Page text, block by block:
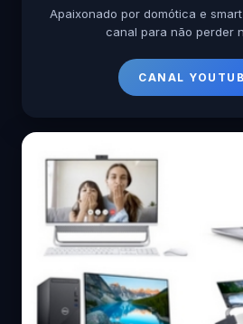
Apaixonado por domótica e
canal para não perder
CANAL